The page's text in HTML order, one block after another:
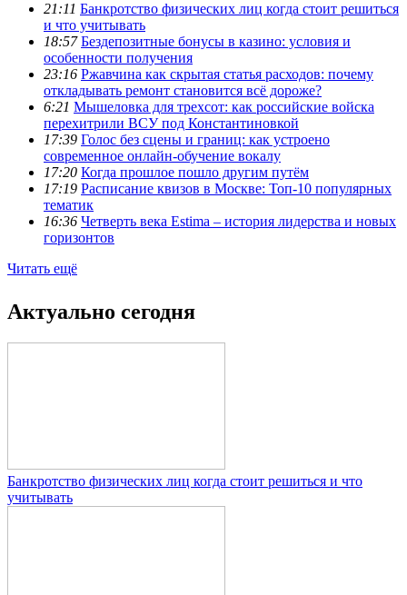
21:11 Банкротство физических лиц когда стоит решиться
и что учитывать
18:57 Бездепозитные бонусы в казино: условия и
особенности получения
23:16 Ржавчина как скрытая статья расходов: почему
откладывать ремонт становится всё дороже?
6:21 Мышеловка для трехсот: как российские войска
перехитрили ВСУ под Константиновкой
17:39 Голос без сцены и границ: как устроено
современное онлайн-обучение вокалу
17:20 Когда прошлое пошло другим путём
17:19 Расписание квизов в Москве: Топ-10 популярных
тематик
16:36 Четверть века Estima – история лидерства и новых
горизонтов
Читать ещё
Актуально сегодня
Банкротство физических лиц когда стоит решиться и что
учитывать